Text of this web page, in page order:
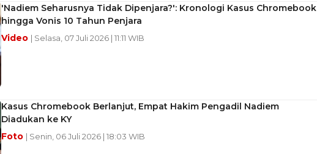
'Nadiem Seharusnya Tidak Dipenjara?': Kronologi Kasus Chromebook
hingga Vonis 10 Tahun Penjara
Video | Selasa, 07 Juli 2026 | 11:11 WIB
Kasus Chromebook Berlanjut, Empat Hakim Pengadil Nadiem
Diadukan ke KY
Foto | Senin, 06 Juli 2026 | 18:03 WIB